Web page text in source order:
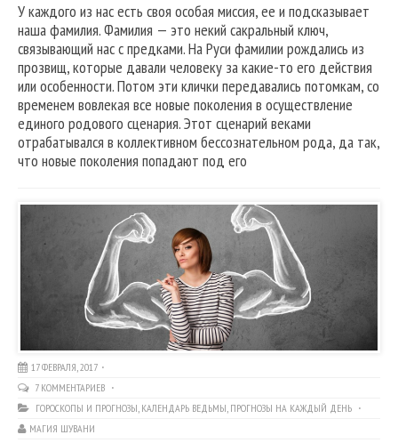
У каждого из нас есть своя особая миссия, ее и подсказывает
наша фамилия. Фамилия — это некий сакральный ключ,
связывающий нас с предками. На Руси фамилии рождались из
прозвищ, которые давали человеку за какие-то его действия
или особенности. Потом эти клички передавались потомкам, со
временем вовлекая все новые поколения в осуществление
единого родового сценария. Этот сценарий веками
отрабатывался в коллективном бессознательном рода, да так,
что новые поколения попадают под его
17 ФЕВРАЛЯ, 2017
7 КОММЕНТАРИЕВ
ГОРОСКОПЫ И ПРОГНОЗЫ, КАЛЕНДАРЬ ВЕДЬМЫ, ПРОГНОЗЫ НА КАЖДЫЙ ДЕНЬ
МАГИЯ ШУВАНИ